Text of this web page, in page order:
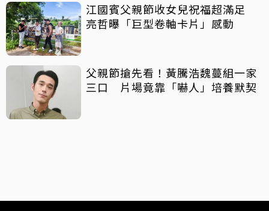
江國賓父親節收女兒祝福超滿足
亮哲曝「巨型卷軸卡片」感動
父親節搶先看！黃騰浩魏蔓組一家
三口 片場竟靠「嚇人」培養默契